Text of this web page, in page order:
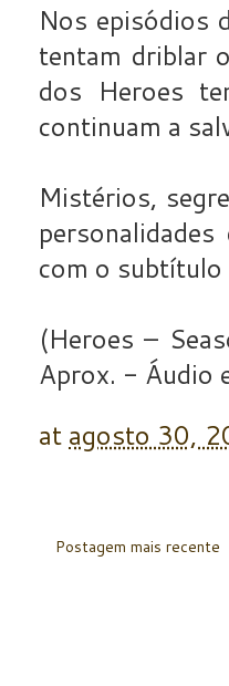
Nos episódios
tentam driblar
dos Heroes
continuam a
Mistérios,
com o subtítulo
(Heroes –
Aprox. - Áudio
at agosto 30,
Postagem mais recente